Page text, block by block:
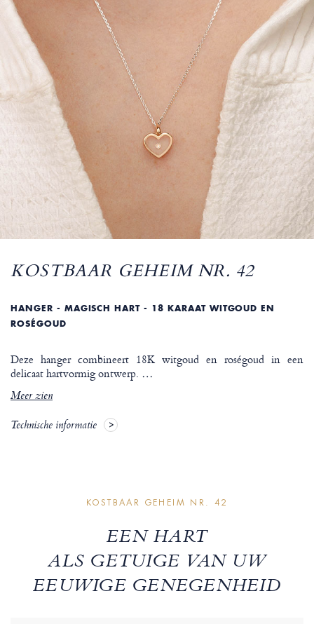
KOSTBAAR GEHEIM NR. 42
HANGER - MAGISCH HART - 18 KARAAT WITGOUD EN
ROSÉGOUD
Deze hanger combineert 18K witgoud en roségoud in een
delicaat hartvormig ontwerp. …
Meer zien
Technische informatie
KOSTBAAR GEHEIM NR. 42
EEN HART
ALS GETUIGE VAN UW
EEUWIGE GENEGENHEID